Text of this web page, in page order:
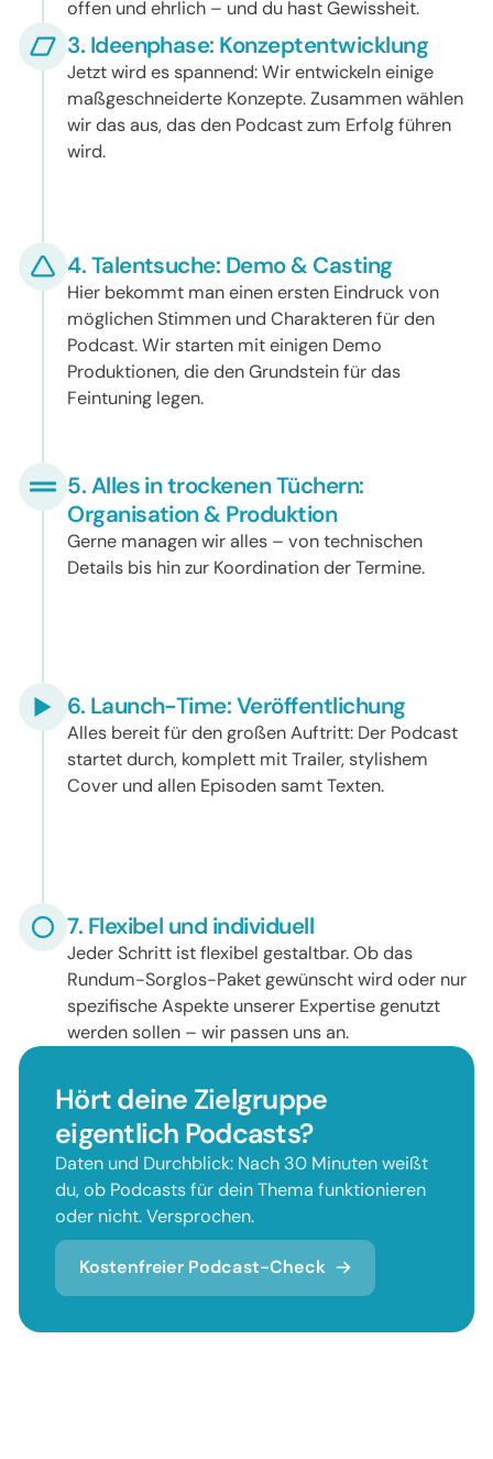
offen und ehrlich – und du hast Gewissheit.
3. Ideenphase: Konzeptentwicklung
Jetzt wird es spannend: Wir entwickeln einige
maßgeschneiderte Konzepte. Zusammen wählen
wir das aus, das den Podcast zum Erfolg führen
wird.
4. Talentsuche: Demo & Casting
Hier bekommt man einen ersten Eindruck von
möglichen Stimmen und Charakteren für den
Podcast. Wir starten mit einigen Demo
Produktionen, die den Grundstein für das
Feintuning legen.
5. Alles in trockenen Tüchern:
Organisation & Produktion
Gerne managen wir alles – von technischen
Details bis hin zur Koordination der Termine.
6. Launch-Time: Veröffentlichung
Alles bereit für den großen Auftritt: Der Podcast
startet durch, komplett mit Trailer, stylishem
Cover und allen Episoden samt Texten.
7. Flexibel und individuell
Jeder Schritt ist flexibel gestaltbar. Ob das
Rundum-Sorglos-Paket gewünscht wird oder nur
spezifische Aspekte unserer Expertise genutzt
werden sollen – wir passen uns an.
Hört deine Zielgruppe
eigentlich Podcasts?
Daten und Durchblick: Nach 30 Minuten weißt
du, ob Podcasts für dein Thema funktionieren
oder nicht. Versprochen.
Kostenfreier Podcast-Check